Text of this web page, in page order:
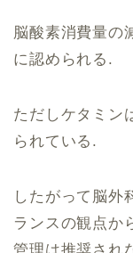
脳酸素消費量の
に認められる.
ただしケタミン
られている.
したがって脳外
ランスの観点か